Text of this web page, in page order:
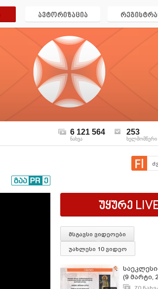
ავტორიზაცია
6 121 564
ნახვა
253
ხელმომწერი
უყურე
მსგავსი ვიდეოები
უახლესი 10 ვიდეო
(9 მარტი,